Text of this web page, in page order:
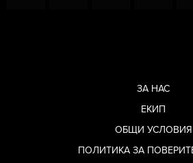
ЗА НАС
ЕКИП
ОБЩИ УСЛОВИЯ
ПОЛИТИКА ЗА